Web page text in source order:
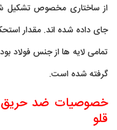
از ساختاری مخصوص تشکیل
جای داده شده اند. مقدار
گرفته شده است.
خصوصیات ضد حریق
قلو